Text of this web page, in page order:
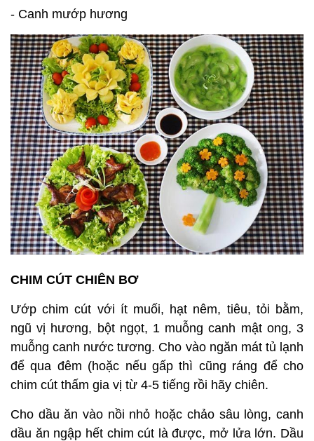
- Canh mướp hương
CHIM CÚT CHIÊN BƠ
Ướp chim cút với ít muối, hạt nêm, tiêu, tỏi bằm,
ngũ vị hương, bột ngọt, 1 muỗng canh mật ong, 3
muỗng canh nước tương. Cho vào ngăn mát tủ lạnh
để qua đêm (hoặc nếu gấp thì cũng ráng để cho
chim cút thấm gia vị từ 4-5 tiếng rồi hãy chiên.
Cho dầu ăn vào nồi nhỏ hoặc chảo sâu lòng, canh
dầu ăn ngập hết chim cút là được, mở lửa lớn. Dầu